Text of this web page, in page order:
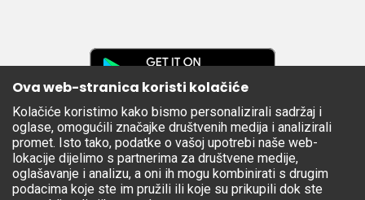
Apple
Store
Ova web-stranica koristi kolačiće
Kolačiće koristimo kako bismo personalizirali sadržaj i
oglase, omogućili značajke društvenih medija i analizirali
promet. Isto tako, podatke o vašoj upotrebi naše web-
lokacije dijelimo s partnerima za društvene medije,
oglašavanje i analizu, a oni ih mogu kombinirati s drugim
podacima koje ste im pružili ili koje su prikupili dok ste